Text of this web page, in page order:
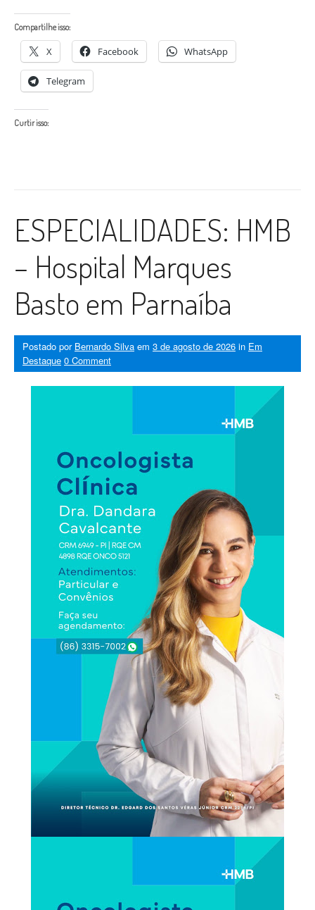
Compartilhe isso:
X Facebook WhatsApp
Telegram
Curtir isso:
ESPECIALIDADES: HMB
– Hospital Marques
Basto em Parnaíba
Postado por Bernardo Silva em 3 de agosto de 2026 in Em
Destaque 0 Comment